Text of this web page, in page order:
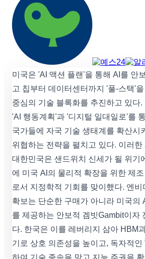
미국은 'AI 액션 플랜'을 통해 AI를 안
고 칩부터 데이터센터까지 '풀-스택'
중심의 기술 블록화를 추진하고 있다.
'AI 행동계획'과 '디지털 일대일로'를
국가들에 자국 기술 생태계를 확산시
위협하는 전략을 펼치고 있다. 이러한
대한민국은 샌드위치 신세가 될 위기
에 미국 AI의 물리적 확장을 위한 제
로서 지정학적 기회를 맞이했다. 엔
확보는 단순한 구매가 아니라 미국의
를 제공하는 안보적 겜빗Gambit이자
다. 한국은 이를 레버리지 삼아 HBM
기로 상호 의존성을 높이고, 독자적인